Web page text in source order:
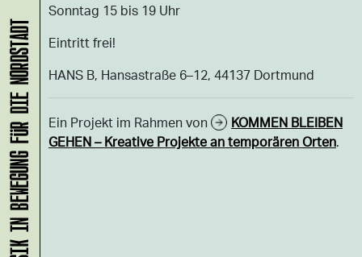
Sonntag 15 bis 19 Uhr
Eintritt frei!
HANS B, Hansastraße 6–12, 44137 Dortmund
Ein Projekt im Rahmen von
KOMMEN BLEIBEN
GEHEN – Kreative Projekte an temporären Orten.